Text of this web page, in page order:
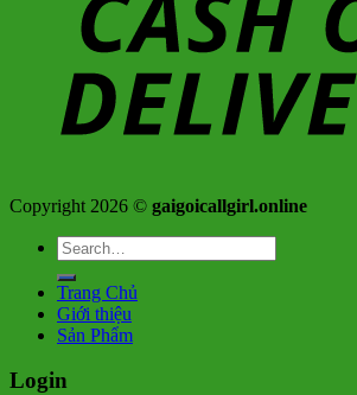
Copyright 2026 © gaigoicallgirl.online
Search
for:
Trang Chủ
Giới thiệu
Sản Phẩm
Login